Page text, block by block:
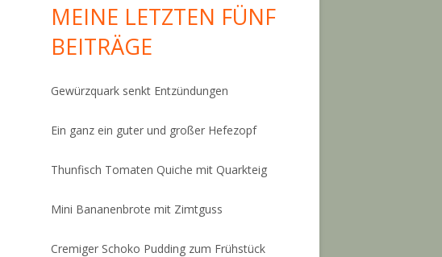
MEINE LETZTEN FÜNF
BEITRÄGE
Gewürzquark senkt Entzündungen
Ein ganz ein guter und großer Hefezopf
Thunfisch Tomaten Quiche mit Quarkteig
Mini Bananenbrote mit Zimtguss
Cremiger Schoko Pudding zum Frühstück